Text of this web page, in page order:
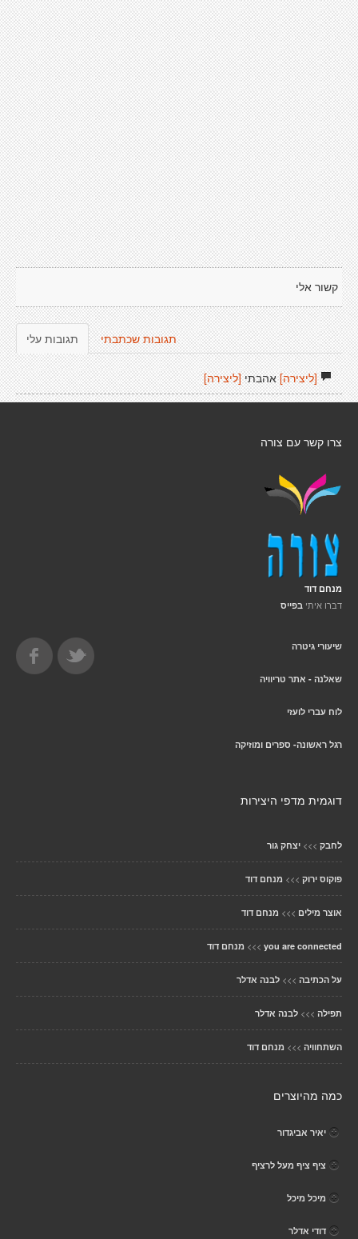
קשור אלי
תגובות עלי תגובות שכתבתי
[ליצירה]אהבתי [ליצירה]
צרו קשר עם צורה
מנחם דוד
דברו איתי בפייס
שיעורי גיטרה
שאלנה - אתר טריוויה
לוח עברי לועזי
רגל ראשונה- ספרים ומוזיקה
דוגמית מדפי היצירות
לחבק >>> יצחק גור
פוקוס ירוק >>> מנחם דוד
אוצר מילים >>> מנחם דוד
you are connected
>>> מנחם דוד
על הכתיבה >>> לבנה אדלר
תפילה >>> לבנה אדלר
השתחוויה >>> מנחם דוד
כמה מהיוצרים
יאיר אביגדור
ציף ציף מעל לרציף
מיכל מיכל
דודי אדלר